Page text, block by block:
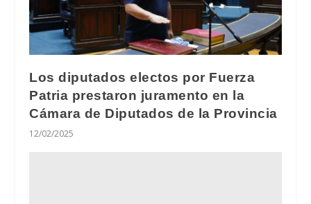
Los diputados electos por Fuerza
Patria prestaron juramento en la
Cámara de Diputados de la Provincia
12/02/2025